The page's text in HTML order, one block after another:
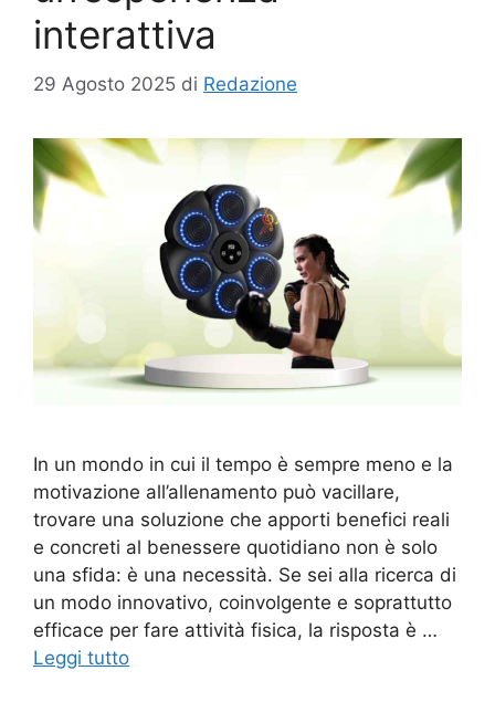
interattiva
29 Agosto 2025 di Redazione
In un mondo in cui il tempo è sempre meno e la
motivazione all’allenamento può vacillare,
trovare una soluzione che apporti benefici reali
e concreti al benessere quotidiano non è solo
una sfida: è una necessità. Se sei alla ricerca di
un modo innovativo, coinvolgente e soprattutto
efficace per fare attività fisica, la risposta è …
Leggi tutto